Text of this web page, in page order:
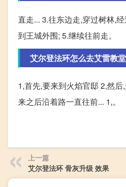
直走... 3.往东边走,穿过树林,
到王城外围; 5.继续往前走。
艾尔登法环怎么去艾雷教
1,首先,要来到火焰官邸 2,然
来之后沿着路一直往前... 1,。
上一篇
艾尔登法环 骨灰升级 效果